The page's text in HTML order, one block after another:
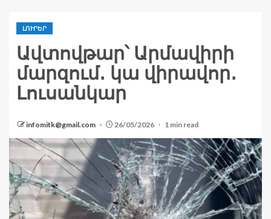
ԼՈՒՐԵՐ
Ավտովթար՝ Արմավիրի
մարզում․ կա վիրավոր․
Լուսանկար
infomitk@gmail.com 26/05/2026 1 min read